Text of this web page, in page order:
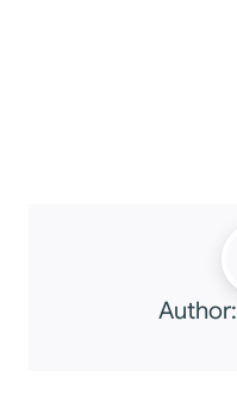
Author: